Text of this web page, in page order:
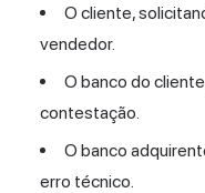
O cliente,
vendedor.
O banco do
contestação.
O banco
erro técnico.